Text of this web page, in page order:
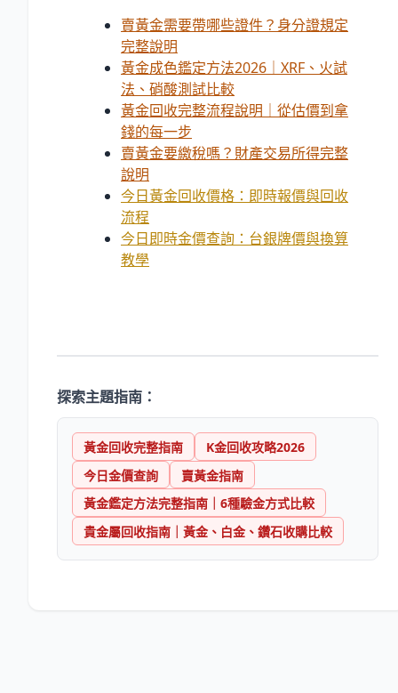
賣黃金需要帶哪些證件？身分證規定
完整說明
黃金成色鑑定方法2026｜XRF、火試
法、硝酸測試比較
黃金回收完整流程說明｜從估價到拿
錢的每一步
賣黃金要繳稅嗎？財產交易所得完整
說明
今日黃金回收價格：即時報價與回收
流程
今日即時金價查詢：台銀牌價與換算
教學
探索主題指南：
黃金回收完整指南
K金回收攻略2026
今日金價查詢
賣黃金指南
黃金鑑定方法完整指南｜6種驗金方式比較
貴金屬回收指南｜黃金、白金、鑽石收購比較